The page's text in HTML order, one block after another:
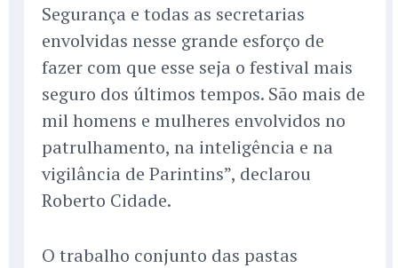
Segurança e todas as secretarias
envolvidas nesse grande esforço de
fazer com que esse seja o festival mais
seguro dos últimos tempos. São mais de
mil homens e mulheres envolvidos no
patrulhamento, na inteligência e na
vigilância de Parintins”, declarou
Roberto Cidade.
O trabalho conjunto das pastas